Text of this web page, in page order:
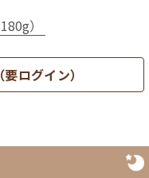
）
ログイン）